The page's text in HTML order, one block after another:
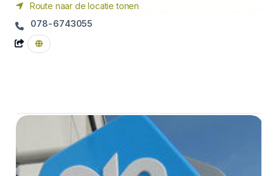
Route naar de locatie tonen
078-6743055